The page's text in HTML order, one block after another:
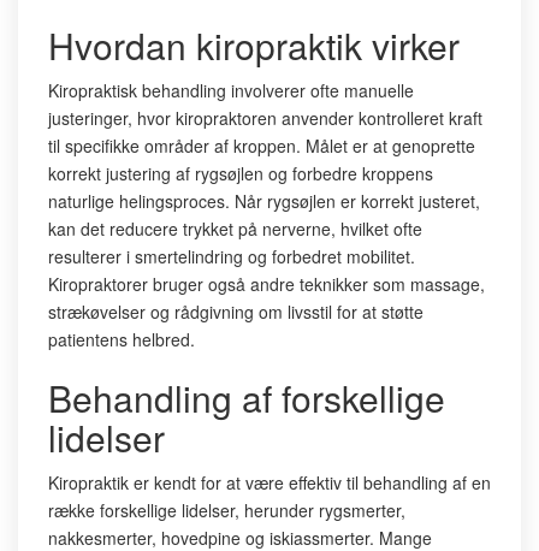
Hvordan kiropraktik virker
Kiropraktisk behandling involverer ofte manuelle
justeringer, hvor kiropraktoren anvender kontrolleret kraft
til specifikke områder af kroppen. Målet er at genoprette
korrekt justering af rygsøjlen og forbedre kroppens
naturlige helingsproces. Når rygsøjlen er korrekt justeret,
kan det reducere trykket på nerverne, hvilket ofte
resulterer i smertelindring og forbedret mobilitet.
Kiropraktorer bruger også andre teknikker som massage,
strækøvelser og rådgivning om livsstil for at støtte
patientens helbred.
Behandling af forskellige
lidelser
Kiropraktik er kendt for at være effektiv til behandling af en
række forskellige lidelser, herunder rygsmerter,
nakkesmerter, hovedpine og iskiassmerter. Mange